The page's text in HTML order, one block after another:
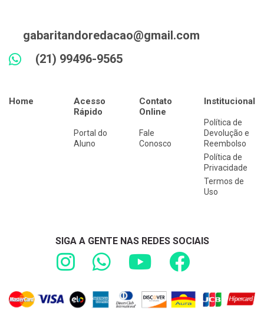
gabaritandoredacao@gmail.com
(21) 99496-9565
Home
Acesso
Rápido
Portal do
Aluno
Contato
Online
Fale
Conosco
Institucional
Política de
Devolução e
Reembolso
Política de
Privacidade
Termos de
Uso
SIGA A GENTE NAS REDES SOCIAIS